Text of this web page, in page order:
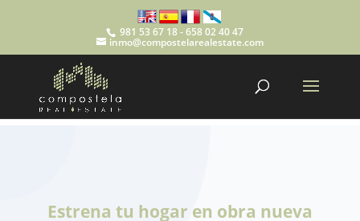
981 53 67 18 - 658 02 40 47
inmo@compostelarealestate.com
Estrena tu hogar en obra nueva